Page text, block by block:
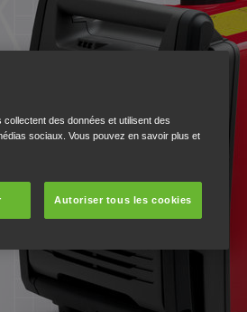
des données et utilisent des
sociaux. Vous pouvez en savoir plus et
Autoriser tous les cookies